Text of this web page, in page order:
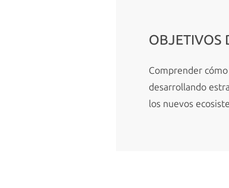
OBJETIVOS
Comprender
desarrollando
los nuevos